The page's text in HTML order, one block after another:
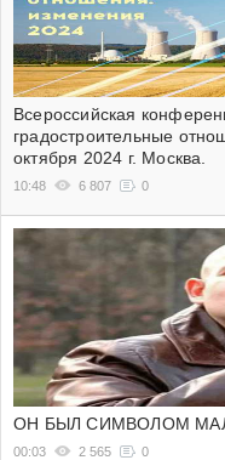
Всероссийская
градостроительные
октября 2024 г. Москва.
10:48 6 807 0
ОН БЫЛ СИМВОЛОМ
00:03 2 565 0